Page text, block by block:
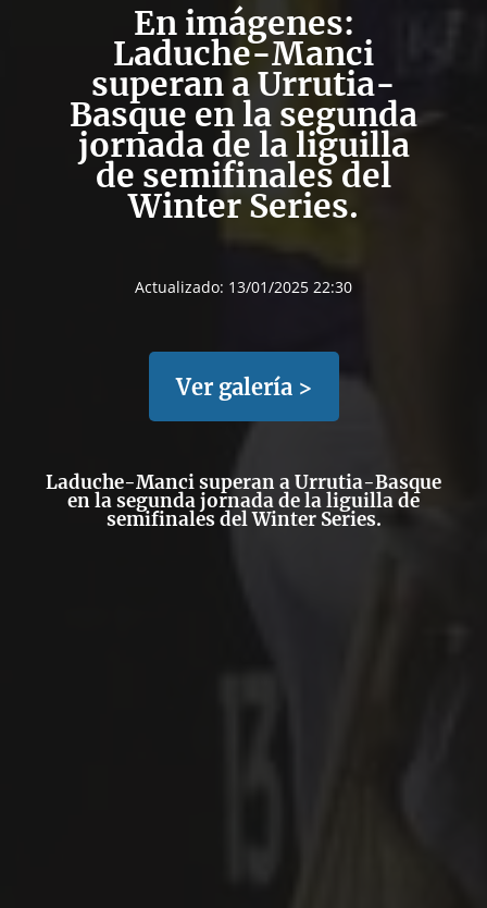
En imágenes:
Laduche-Manci
superan a Urrutia-
Basque en la segunda
jornada de la liguilla
de semifinales del
Winter Series.
Actualizado: 13/01/2025 22:30
Ver galería >
Laduche-Manci superan a Urrutia-Basque
en la segunda jornada de la liguilla de
semifinales del Winter Series.